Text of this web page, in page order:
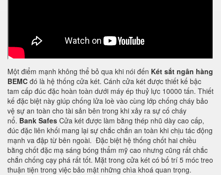
Một điểm mạnh không thể bỏ qua khi nói đến Két sắt ngân hàng
BEMC đó là hệ thống cửa két. Cánh cửa két được thiết kế bậc
tam cấp đúc đặc hoàn toàn dưới máy ép thuỷ lực 10000 tấn. Thiết
kế đặc biệt này giúp chống lửa loè vào cùng lớp chống cháy bảo
vệ sự an toàn cho tài sản bên trong khi xảy ra sự cố cháy
nổ. Bank Safes Cửa két được làm bằng thép nhũ dày cao cấp,
đúc đặc liên khối mang lại sự chắc chắn an toàn khi chịu tác động
mạnh va đập từ bên ngoài. Đặc biệt hệ thống chốt hai chiều
bằng chốt đặc mạ sáng bóng thẩm mỹ cao nhưng cũng rất chắc
chắn chống cạy phá rất tốt. Mặt trong cửa két có bố trí 5 móc treo
thuận tiện trong việc bảo mật những chìa khoá quan trọng.